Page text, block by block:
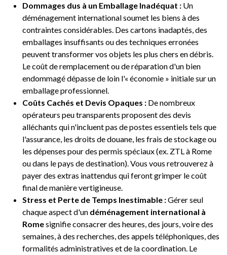
Dommages dus à un Emballage Inadéquat : Un
déménagement international soumet les biens à des
contraintes considérables. Des cartons inadaptés, des
emballages insuffisants ou des techniques erronées
peuvent transformer vos objets les plus chers en débris.
Le coût de remplacement ou de réparation d'un bien
endommagé dépasse de loin l'« économie » initiale sur un
emballage professionnel.
Coûts Cachés et Devis Opaques : De nombreux
opérateurs peu transparents proposent des devis
alléchants qui n'incluent pas de postes essentiels tels que
l'assurance, les droits de douane, les frais de stockage ou
les dépenses pour des permis spéciaux (ex. ZTL à Rome
ou dans le pays de destination). Vous vous retrouverez à
payer des extras inattendus qui feront grimper le coût
final de manière vertigineuse.
Stress et Perte de Temps Inestimable :Gérer seul
chaque aspect d'un déménagement international à
Romesignifie consacrer des heures, des jours, voire des
semaines, à des recherches, des appels téléphoniques, des
formalités administratives et de la coordination. Le